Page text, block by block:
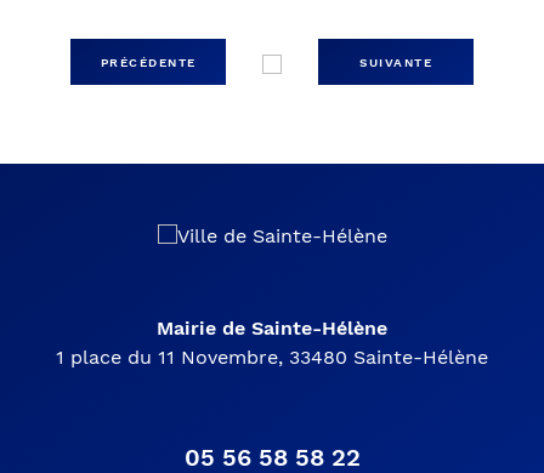
PRÉCÉDENTE SUIVANTE
Mairie de Sainte-Hélène
1 place du 11 Novembre, 33480 Sainte-Hélène
05 56 58 58 22